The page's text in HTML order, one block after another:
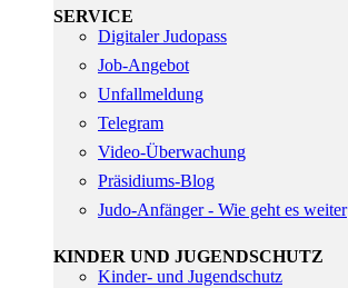
SERVICE
Digitaler Judopass
Job-Angebot
Unfallmeldung
Telegram
Video-Überwachung
Präsidiums-Blog
Judo-Anfänger - Wie geht es weiter
KINDER UND JUGENDSCHUTZ
Kinder- und Jugendschutz